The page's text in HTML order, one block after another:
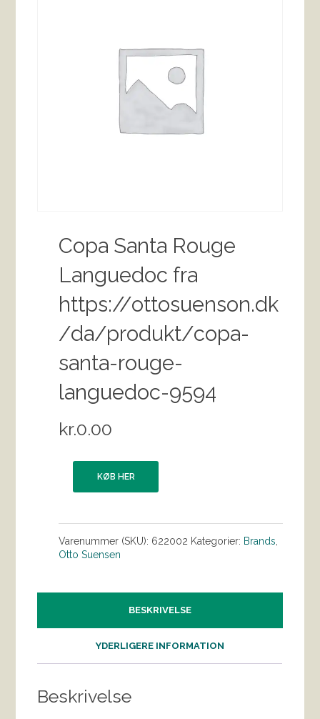
Copa Santa Rouge
Languedoc fra
https://ottosuenson.dk
/da/produkt/copa-
santa-rouge-
languedoc-9594
kr.0.00
KØB HER
Varenummer (SKU): 622002 Kategorier: Brands
Otto Suensen
BESKRIVELSE
YDERLIGERE INFORMATION
Beskrivelse